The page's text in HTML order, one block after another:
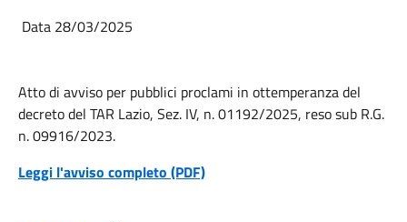
Data 28/03/2025
Atto di avviso per pubblici proclami in ottemperanza del
decreto del TAR Lazio, Sez. IV, n. 01192/2025, reso sub R.G.
n. 09916/2023.
Leggi l'avviso completo (PDF)